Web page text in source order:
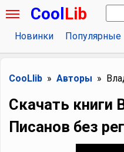
Cool Lib
Новинки Популярные
CooLlib Авторы
Скачать книги
Писанов без